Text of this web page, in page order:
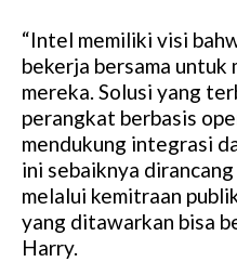
“Intel memiliki visi
bekerja bersama untuk
mereka. Solusi yang
perangkat berbasis
mendukung integrasi
ini sebaiknya
melalui kemitraan
yang ditawarkan bisa
Harry.